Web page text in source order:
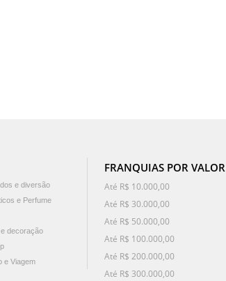
e diversão
e Perfume
decoração
e Viagem
FRANQUIAS POR VALOR
Até R$ 10.000,00
Até R$ 30.000,00
Até R$ 50.000,00
Até R$ 100.000,00
Até R$ 200.000,00
Até R$ 300.000,00